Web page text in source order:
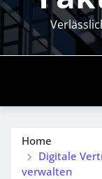
Home
Digitale
verwalten